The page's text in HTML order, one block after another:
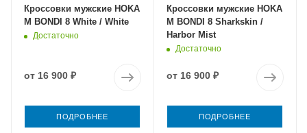
Кроссовки мужские HOKA
M BONDI 8 White / White
Достаточно
от 16 900 ₽
ПОДРОБНЕЕ
Кроссовки мужские HOKA
M BONDI 8 Sharkskin /
Harbor Mist
Достаточно
от 16 900 ₽
ПОДРОБНЕЕ